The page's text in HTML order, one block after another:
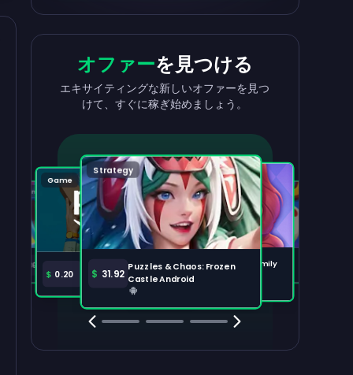
オファーを見つける
エキサイティングな新しいオファーを見つ
けて、すぐに稼ぎ始めましょう。
Tabletop
$ 36.02 Bingo Dice iOS
Puzzle
$ 30.00Merge Help: Warm Family
Android
Strategy
$ 31.92 Puzzles & Chaos: Frozen
Castle Android
Game
$ 0.20 Amazon Prime
Game
36.97
報酬を獲得
タスクを完了して、残高が増えるのを見
守りましょう。
100,000
注目のオファー すべて表示
Clash Royale
収益を 出金
収益を素早く簡単に引き出せます。